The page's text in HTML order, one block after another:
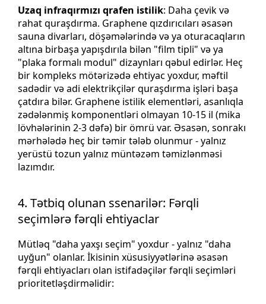
Uzaq infraqırmızı qrafen istilik: Daha çevik və
rahat quraşdırma. Graphene qızdırıcıları əsasən
sauna divarları, döşəmələrində və ya oturacaqların
altına birbaşa yapışdırıla bilən "film tipli" və ya
"plaka formalı modul" dizaynları qəbul edirlər. Heç
bir kompleks mötərizədə ehtiyac yoxdur, məftil
sadədir və adi elektrikçilər quraşdırma işləri başa
çatdıra bilər. Graphene istilik elementləri, asanlıqla
zədələnmiş komponentləri olmayan 10-15 il (mika
lövhələrinin 2-3 dəfə) bir ömrü var. Əsasən, sonrakı
mərhələdə heç bir təmir tələb olunmur - yalnız
yerüstü tozun yalnız müntəzəm təmizlənməsi
lazımdır.
4. Tətbiq olunan ssenarilər: Fərqli
seçimlərə fərqli ehtiyaclar
Mütləq "daha yaxşı seçim" yoxdur - yalnız "daha
uyğun" olanlar. İkisinin xüsusiyyətlərinə əsasən
fərqli ehtiyacları olan istifadəçilər fərqli seçimləri
prioritetləşdirməlidir: